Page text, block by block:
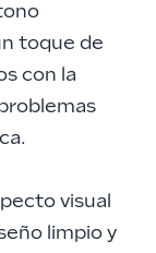
toque de
con la
visual
limpio y